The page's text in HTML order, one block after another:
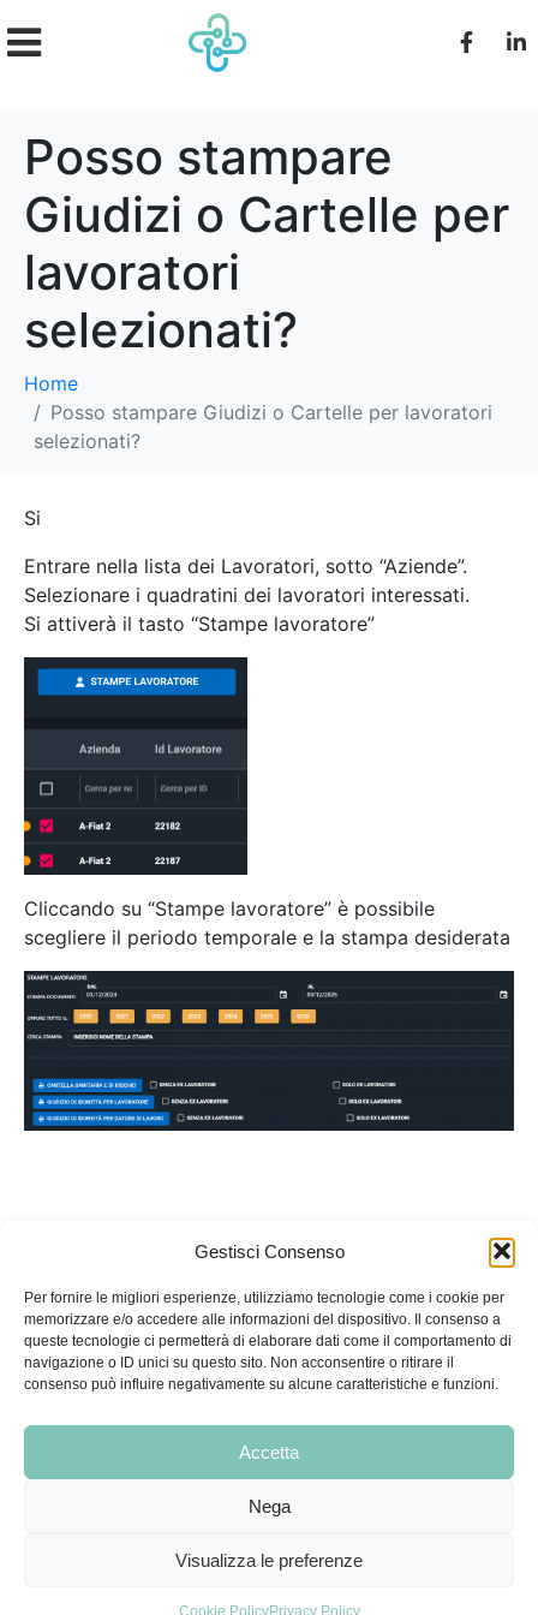
Gestisci Consenso
Per fornire le migliori esperienze, utilizziamo tecnologie come i cookie per
memorizzare e/o accedere alle informazioni del dispositivo. Il consenso a
queste tecnologie ci permetterà di elaborare dati come il comportamento di
navigazione o ID unici su questo sito. Non acconsentire o ritirare il
consenso può influire negativamente su alcune caratteristiche e funzioni.
Accetta
Nega
Visualizza le preferenze
Cookie PolicyPrivacy Policy
Posso stampare
Giudizi o Cartelle per
lavoratori
selezionati?
Home
Posso stampare Giudizi o Cartelle per lavoratori
selezionati?
Si
Entrare nella lista dei Lavoratori, sotto “Aziende”.
Selezionare i quadratini dei lavoratori interessati.
Si attiverà il tasto “Stampe lavoratore”
Cliccando su “Stampe lavoratore” è possibile
scegliere il periodo temporale e la stampa desiderata
Condizioni di vendita | Condizioni di recesso e restituzione
Via Malasoma, 18, 56121 PISA
351 8268289 –050 9911888